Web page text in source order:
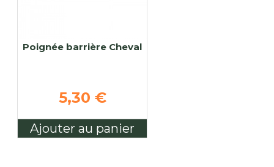
Poignée barrière Cheval
5,30 €
Ajouter au panier